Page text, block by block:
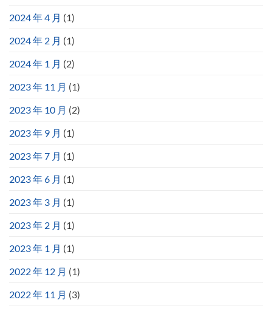
2024 年 4 月 (1)
2024 年 2 月 (1)
2024 年 1 月 (2)
2023 年 11 月 (1)
2023 年 10 月 (2)
2023 年 9 月 (1)
2023 年 7 月 (1)
2023 年 6 月 (1)
2023 年 3 月 (1)
2023 年 2 月 (1)
2023 年 1 月 (1)
2022 年 12 月 (1)
2022 年 11 月 (3)